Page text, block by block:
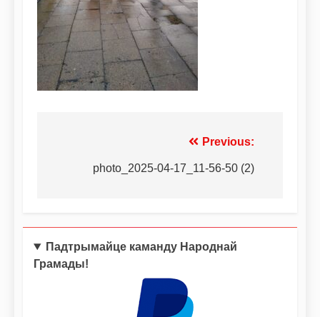
Previous:
photo_2025-04-17_11-56-50 (2)
Падтрымайце каманду Народнай
Грамады!